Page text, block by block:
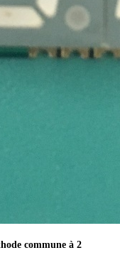
commune à 2